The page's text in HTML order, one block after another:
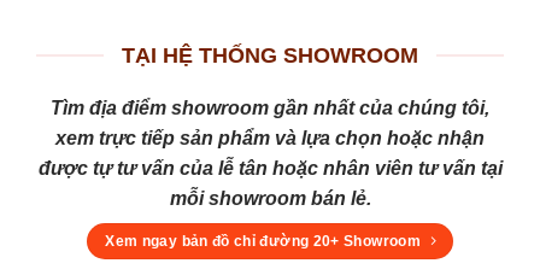
TẠI HỆ THỐNG SHOWROOM
Tìm địa điểm showroom gần nhất của chúng tôi,
xem trực tiếp sản phẩm và lựa chọn hoặc nhận
được tự tư vấn của lễ tân hoặc nhân viên tư vấn tại
mỗi showroom bán lẻ.
Xem ngay bản đồ chỉ đường 20+ Showroom